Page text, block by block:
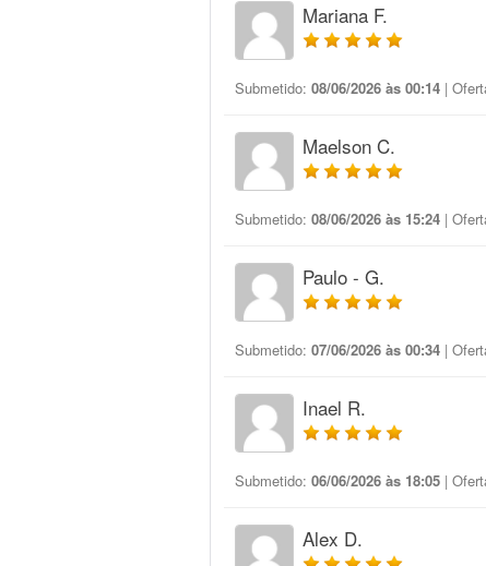
Mariana F.
Submetido: 08/06/2026 às 00:14 |
Maelson C.
Submetido: 08/06/2026 às 15:24 |
Paulo - G.
Submetido: 07/06/2026 às 00:34 |
Inael R.
Submetido: 06/06/2026 às 18:05 |
Alex D.